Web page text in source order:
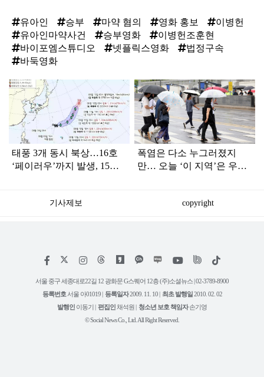
유아인 승부 마약 혐의 영화 홍보
이병헌
유아인마약사건
승부영화
이병헌조훈현
바이포엠스튜디오
넷플릭스영화
법정구속
바둑영화
탑
라
태풍 3개 동시 북상…16호
‘페이러우’까지 발생, 15호
폭염은 다소 누그러졌지
만… 오늘 ‘이 지역’은 우산
기사제보 copyright
페
스
인
타
램
위
트
유
튜
틱
서울 중구 세종대로22길 12 광화문 G스퀘어 12층 (주)소셜뉴스 | 02-3789-8900
등록번호 서울 아01019 | 등록일자2009. 11. 10 | 최초 발행일2010. 02. 02
발행인 이동기 | 편집인채석원 | 청소년 보호 책임자손기영
© Social News Co., Ltd. All Right Reserved.